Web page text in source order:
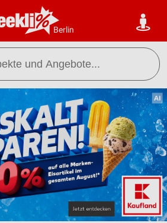
Berlin